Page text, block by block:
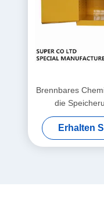
Brennbares
die
Erhalten